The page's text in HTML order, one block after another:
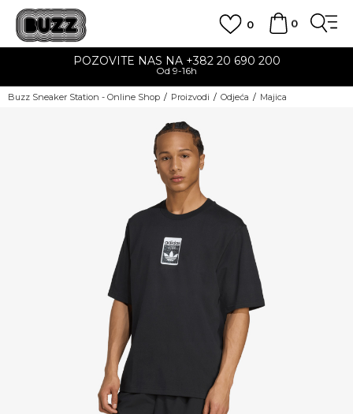
0
0
POZOVITE NAS NA +382 20 690 200
Od 9-16h
Buzz Sneaker Station - Online Shop Proizvodi Odjeća Majica